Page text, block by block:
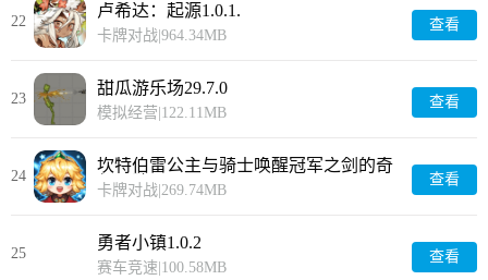
22
卢希达：起源1.0.1.
卡牌对战 964.34MB
查看
23
甜瓜游乐场29.7.0
模拟经营 122.11MB
查看
24
坎特伯雷公主与骑士唤醒冠军之剑的奇
幻冒险3.47.0
卡牌对战 269.74MB
查看
25
勇者小镇1.0.2
赛车竞速 100.58MB
查看